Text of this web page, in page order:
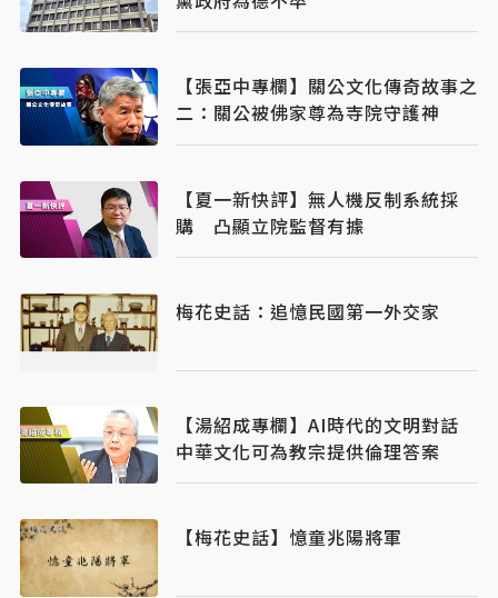
【張亞中專欄】關公文化傳奇故事之
二：關公被佛家尊為寺院守護神
【夏一新快評】無人機反制系統採
購 凸顯立院監督有據
梅花史話：追憶民國第一外交家
【湯紹成專欄】AI時代的文明對話
中華文化可為教宗提供倫理答案
【梅花史話】憶童兆陽將軍